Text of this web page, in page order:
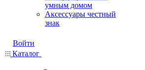
умным домом
Аксессуары честный
знак
Войти
Каталог